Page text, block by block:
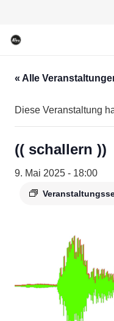
« Alle
Diese Veranstaltung
(( schallern ))
9. Mai 2025 - 18:00